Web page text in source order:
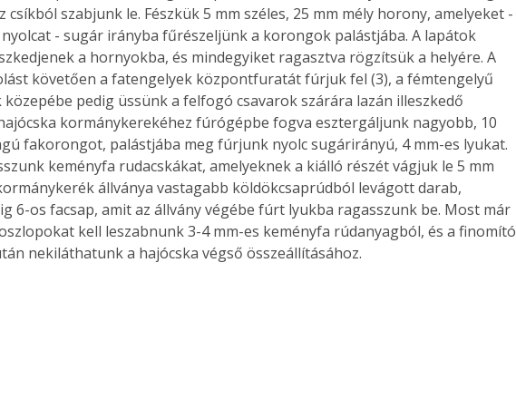
Bárhol,
élve
az
A
csíkból szabjunk le. Fészkük 5 mm széles, 25 mm mély horony, amelyeket -
- sugár irányba fűrészeljünk a korongok palástjába. A lapátok
a hornyokba, és mindegyiket ragasztva rögzítsük a helyére. A
követően a fatengelyek központfuratát fúrjuk fel (3), a fémtengelyű
pedig üssünk a felfogó csavarok szárára lazán illeszkedő
kormánykerekéhez fúrógépbe fogva esztergáljunk nagyobb, 10
fakorongot, palástjába meg fúrjunk nyolc sugárirányú, 4 mm-es lyukat.
keményfa rudacskákat, amelyeknek a kiálló részét vágjuk le 5 mm
állványa vastagabb köldökcsaprúdból levágott darab,
6-os facsap, amit az állvány végébe fúrt lyukba ragasszunk be. Most már
kell leszabnunk 3-4 mm-es keményfa rúdanyagból, és a finomító
nekiláthatunk a hajócska végső összeállításához.